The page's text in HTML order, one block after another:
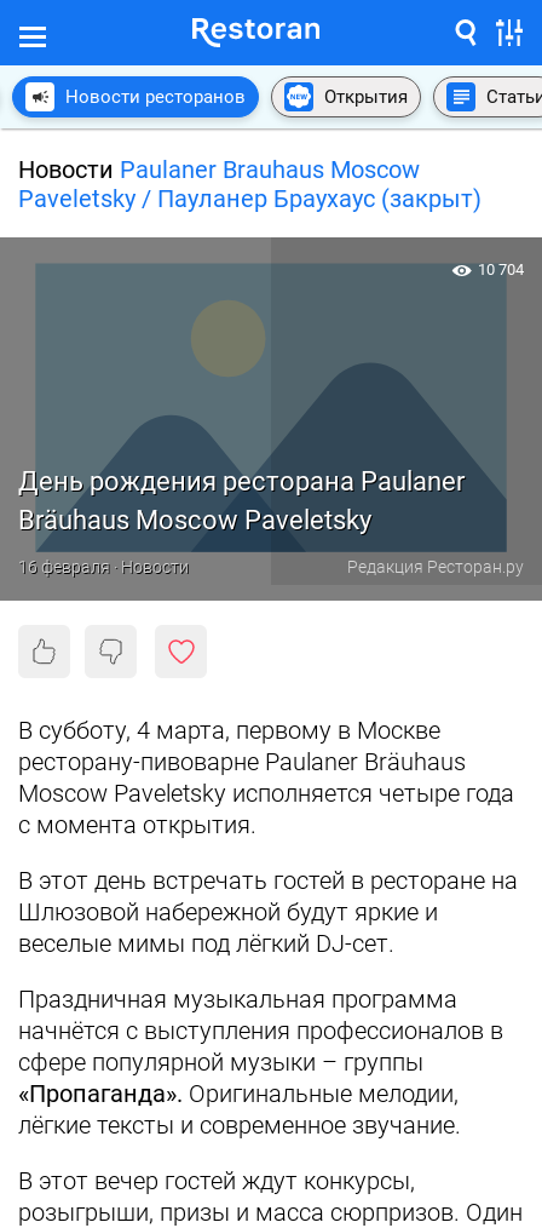
Новости ресторанов Открытия
Новости Paulaner Brauhaus Moscow
Paveletsky / Пауланер Браухаус (закрыт)
День рождения ресторана Paulaner
Bräuhaus Moscow Paveletsky
16 февраля · Новости Редакция Ресторан.ру
10 704
В субботу, 4 марта, первому в Москве
ресторану-пивоварне Paulaner Bräuhaus
Moscow Paveletsky исполняется четыре года
с момента открытия.
В этот день встречать гостей в ресторане на
Шлюзовой набережной будут яркие и
веселые мимы под лёгкий DJ-сет.
Праздничная музыкальная программа
начнётся с выступления профессионалов в
сфере популярной музыки – группы
«Пропаганда». Оригинальные мелодии,
лёгкие тексты и современное звучание.
В этот вечер гостей ждут конкурсы,
розыгрыши, призы и масса сюрпризов. Один